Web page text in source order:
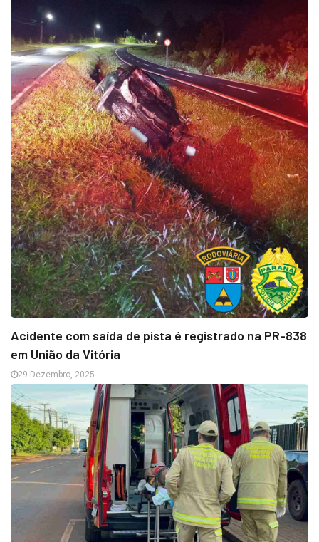
Acidente com saída de pista é registrado na PR-838
em União da Vitória
29 Dezembro, 2025